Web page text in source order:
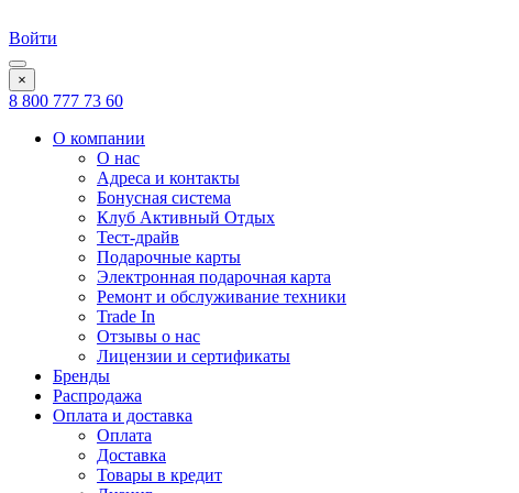
Войти
×
8 800 777 73 60
О компании
О нас
Адреса и контакты
Бонусная система
Клуб Активный Отдых
Тест-драйв
Подарочные карты
Электронная подарочная карта
Ремонт и обслуживание техники
Trade In
Отзывы о нас
Лицензии и сертификаты
Бренды
Распродажа
Оплата и доставка
Оплата
Доставка
Товары в кредит